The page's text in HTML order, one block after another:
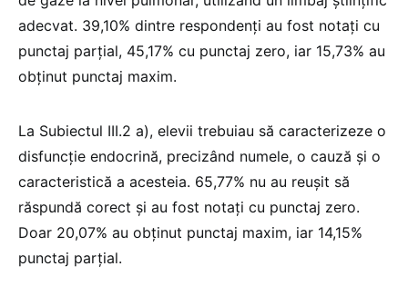
adecvat. 39,10% dintre respondenți au fost notați cu
punctaj parțial, 45,17% cu punctaj zero, iar 15,73% au
obținut punctaj maxim.
La Subiectul III.2 a), elevii trebuiau să caracterizeze o
disfuncție endocrină, precizând numele, o cauză și o
caracteristică a acesteia. 65,77% nu au reușit să
răspundă corect și au fost notați cu punctaj zero.
Doar 20,07% au obținut punctaj maxim, iar 14,15%
punctaj parțial.